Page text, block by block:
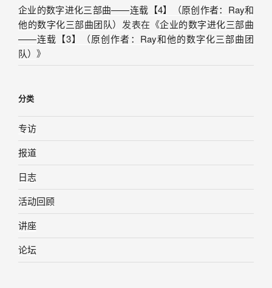
企业的数字进化三部曲——连载【4】（原创作者：Ray和
他的数字化三部曲团队） 发表在《企业的数字进化三部曲
——连载【3】（原创作者：Ray和他的数字化三部曲团
队） 》
分类
专访
报道
日志
活动回顾
讲座
论坛